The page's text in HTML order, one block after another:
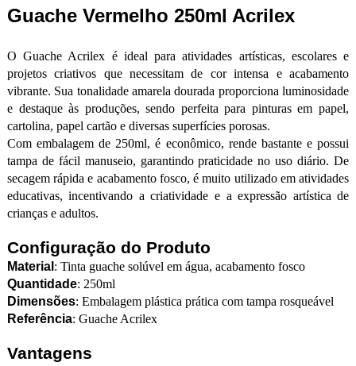
Guache Vermelho 250ml Acrilex
O Guache Acrilex é ideal para atividades artísticas, escolares e
projetos criativos que necessitam de cor intensa e acabamento
vibrante. Sua tonalidade amarela dourada proporciona luminosidade
e destaque às produções, sendo perfeita para pinturas em papel,
cartolina, papel cartão e diversas superfícies porosas.
Com embalagem de 250ml, é econômico, rende bastante e possui
tampa de fácil manuseio, garantindo praticidade no uso diário. De
secagem rápida e acabamento fosco, é muito utilizado em atividades
educativas, incentivando a criatividade e a expressão artística de
crianças e adultos.
Configuração do Produto
Material : Tinta guache solúvel em água, acabamento fosco
Quantidade: 250ml
Dimensões: Embalagem plástica prática com tampa rosqueável
Referência: Guache Acrilex
Vantagens